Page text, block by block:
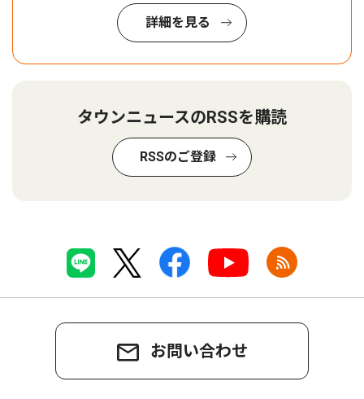
詳細を見る
タウンニュースのRSSを購読
RSSのご登録
お問い合わせ